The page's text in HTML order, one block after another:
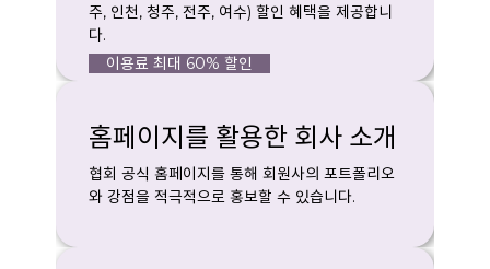
주, 인천, 청주, 전주, 여수) 할인 혜택을 제공합니
다.
이용료 최대 60% 할인
홈페이지를 활용한 회사 소개
협회 공식 홈페이지를 통해 회원사의 포트폴리오
와 강점을 적극적으로 홍보할 수 있습니다.